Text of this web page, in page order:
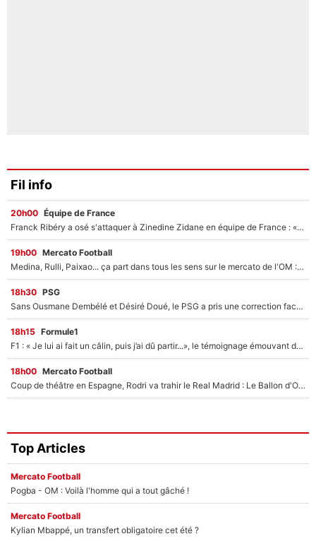
Fil info
20h00 Équipe de France
Franck Ribéry a osé s'attaquer à Zinedine Zidane en équipe de France : «Je n'aurais jamais fait ça»
19h00 Mercato Football
Medina, Rulli, Paixao... ça part dans tous les sens sur le mercato de l'OM : Frank McCourt va enfin récupérer l'argent qu'il attend ?
18h30 PSG
Sans Ousmane Dembélé et Désiré Doué, le PSG a pris une correction face à Majorque : Luis Enrique attend avec impatience des renforts !
18h15 Formule1
F1 : « Je lui ai fait un câlin, puis j’ai dû partir...», le témoignage émouvant de Max Verstappen sur sa fille
18h00 Mercato Football
Coup de théâtre en Espagne, Rodri va trahir le Real Madrid : Le Ballon d'Or a choisi de signer au FC Barcelone !
Top Articles
Mercato Football
Pogba - OM : Voilà l'homme qui a tout gâché !
Mercato Football
Kylian Mbappé, un transfert obligatoire cet été ?